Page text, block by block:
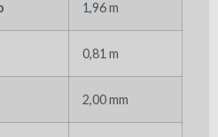
1,96 m
0,81 m
2,00 mm